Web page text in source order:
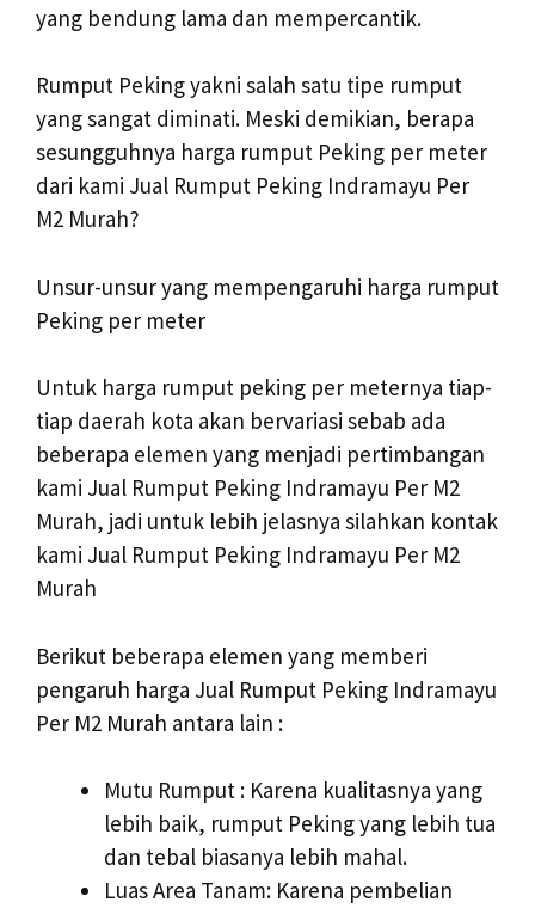
yang bendung lama dan mempercantik.
Rumput Peking yakni salah satu tipe rumput
yang sangat diminati. Meski demikian, berapa
sesungguhnya harga rumput Peking per meter
dari kami Jual Rumput Peking Indramayu Per
M2 Murah?
Unsur-unsur yang mempengaruhi harga rumput
Peking per meter
Untuk harga rumput peking per meternya tiap-
tiap daerah kota akan bervariasi sebab ada
beberapa elemen yang menjadi pertimbangan
kami Jual Rumput Peking Indramayu Per M2
Murah, jadi untuk lebih jelasnya silahkan kontak
kami Jual Rumput Peking Indramayu Per M2
Murah
Berikut beberapa elemen yang memberi
pengaruh harga Jual Rumput Peking Indramayu
Per M2 Murah antara lain :
Mutu Rumput : Karena kualitasnya yang
lebih baik, rumput Peking yang lebih tua
dan tebal biasanya lebih mahal.
Luas Area Tanam: Karena pembelian